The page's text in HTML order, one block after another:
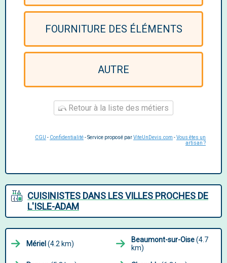
FOURNITURE DES ÉLÉMENTS
AUTRE
Retour à la liste des métiers
CGU - Confidentialité- Service proposé parViteUnDevis.com -Vous êtes un
artisan ?
CUISINISTES DANS LES VILLES PROCHES DE
L'ISLE-ADAM
Mériel (4.2 km) Beaumont-sur-Oise(4.7
km)